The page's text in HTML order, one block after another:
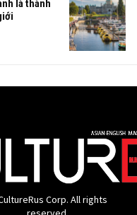
là thành
Corp. All rights